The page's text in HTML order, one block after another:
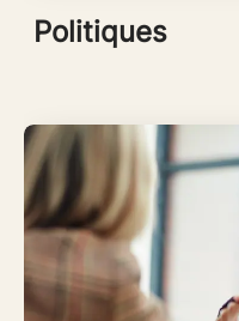
Politiques